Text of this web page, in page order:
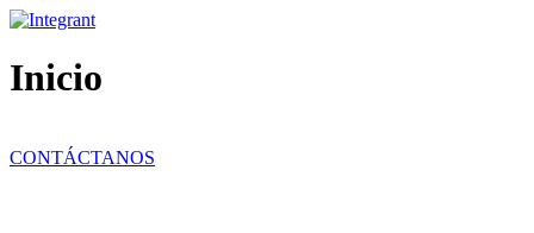
Ir
contenido
Inicio
CONTÁCTANOS